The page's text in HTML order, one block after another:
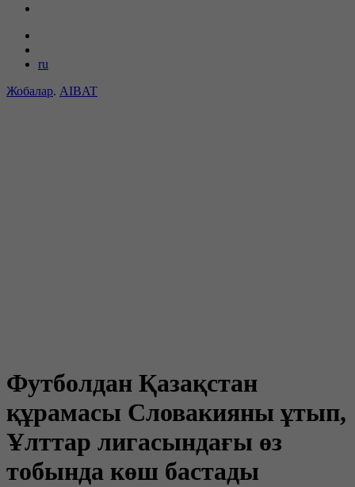
ru
Жобалар. AIBAT
Футболдан Қазақстан
құрамасы Словакияны ұтып,
Ұлттар лигасындағы өз
тобында көш бастады